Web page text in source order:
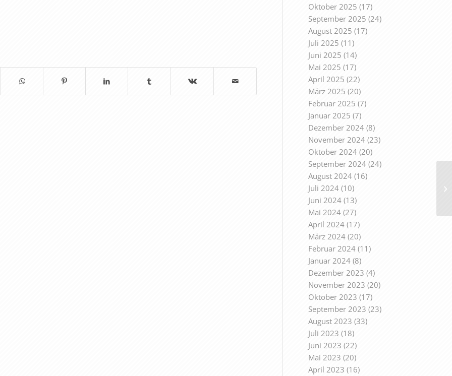
Oktober 2025 (17)
September 2025 (24)
August 2025 (17)
Juli 2025 (11)
Juni 2025 (14)
Mai 2025 (17)
April 2025 (22)
März 2025 (20)
Februar 2025 (7)
Januar 2025 (7)
Dezember 2024(8)
November 2024(23)
Oktober 2024(20)
September 2024(24)
August 2024(16)
Juli 2024(10)
Juni 2024(13)
Mai 2024(27)
April 2024(17)
März 2024(20)
Februar 2024(11)
Januar 2024(8)
Dezember 2023 (4)
November 2023 (20)
Oktober 2023 (17)
September 2023 (23)
August 2023 (33)
Juli 2023 (18)
Juni 2023 (22)
Mai 2023 (20)
April 2023 (16)